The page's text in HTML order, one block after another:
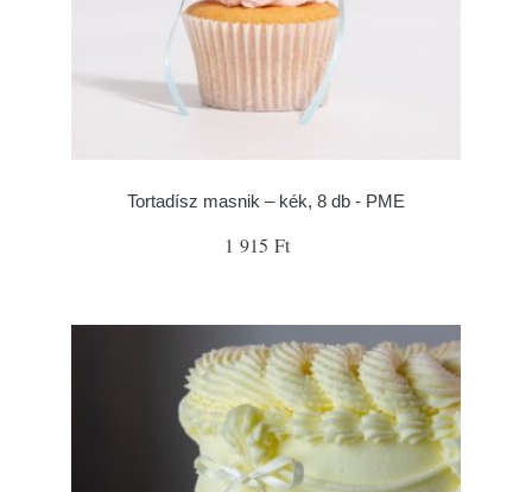
Tortadísz masnik – kék, 8 db - PME
1 915 Ft